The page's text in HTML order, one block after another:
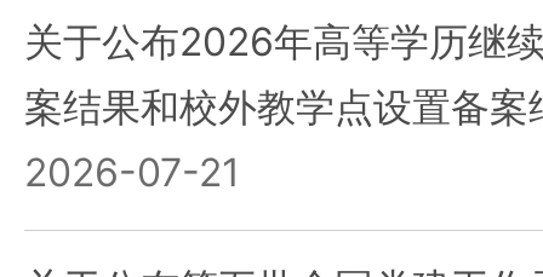
关于公布2026年高等学历继
案结果和校外教学点设置备案
2026-07-21